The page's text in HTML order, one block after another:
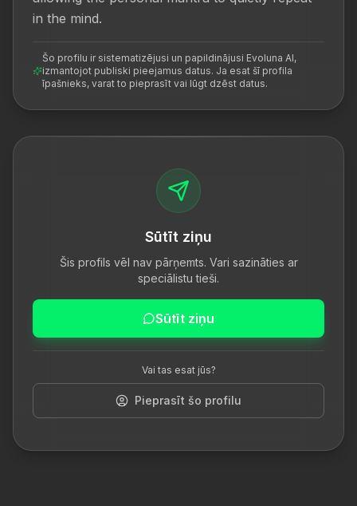
in the mind.
Šo profilu ir sistematizējusi un papildinājusi Evoluna AI,
izmantojot publiski pieejamus datus. Ja esat šī profila
īpašnieks, varat to pieprasīt vai lūgt dzēst datus.
Sūtīt ziņu
Šis profils vēl nav pārņemts. Vari sazināties ar
speciālistu tieši.
Sūtīt ziņu
Vai tas esat jūs?
Pieprasīt šo profilu